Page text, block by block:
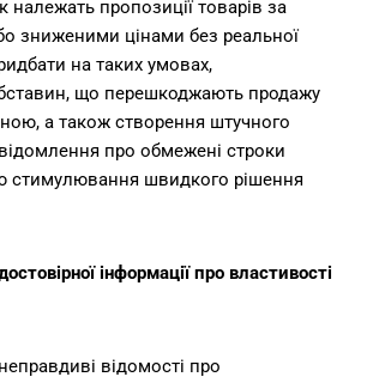
належать пропозиції товарів за
зниженими цінами без реальної
на таких умовах,
що перешкоджають продажу
а також створення штучного
про обмежені строки
стимулювання швидкого рішення
інформації про властивості
відомості про